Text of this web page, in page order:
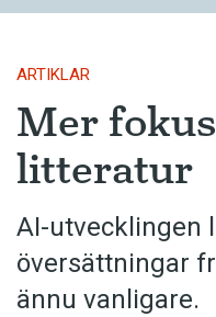
ARTIKLAR
Mer
litteratur
AI-utvecklingen
översättningar
ännu vanligare.